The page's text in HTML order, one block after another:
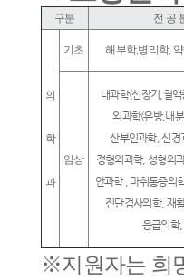
구분 전 공
의
학
과
기초 해부학,병리학,
임상
내과학(신장기,혈
외과학(유방,내
산부인과학, 신경
정형외과학, 성형외
안과학 , 마취통증의
진단검사의학, 재
응급의학
※지원자는 희